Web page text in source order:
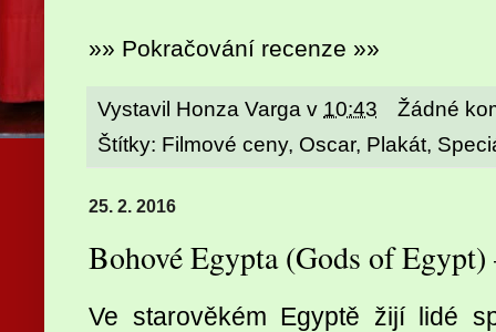
»» Pokračování recenze »»
Vystavil Honza Varga v 10:43
Žádné
Štítky: Filmové ceny, Oscar, Plakát,
25. 2. 2016
Bohové Egypta (Gods of Egypt)
Ve starověkém Egyptě žijí lidé